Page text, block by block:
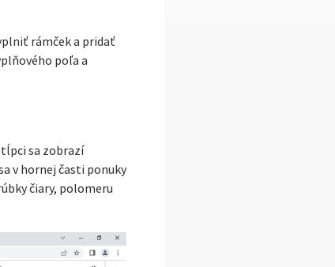
rámček a pridať
poľa a
sa zobrazí
v hornej časti ponuky
čiary, polomeru